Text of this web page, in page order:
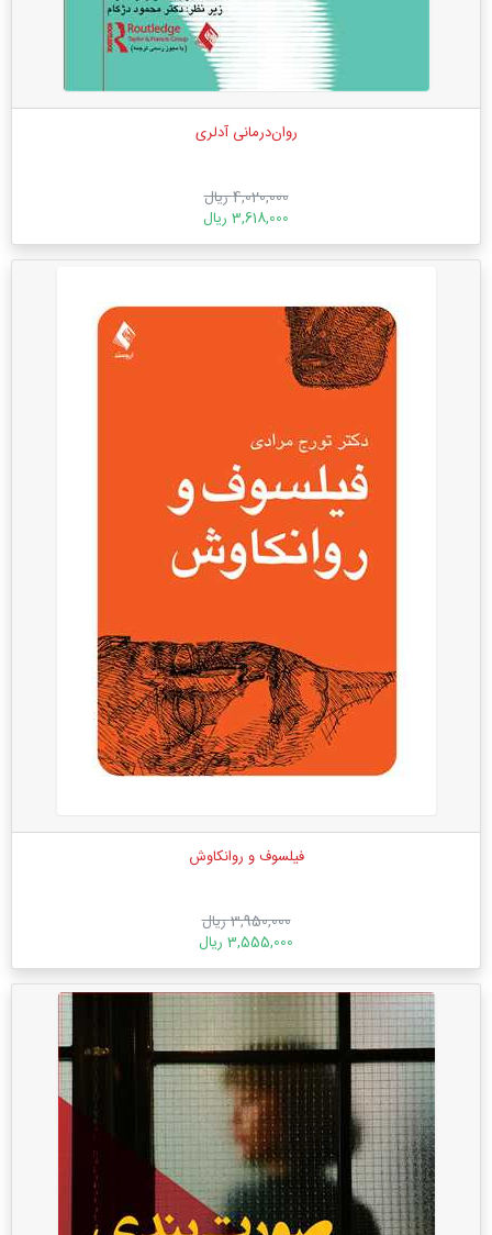
روان‌درمانی آدلری
4,020,000 ریال
3,618,000 ریال
فیلسوف و روانکاوش
3,950,000 ریال
3,555,000 ریال